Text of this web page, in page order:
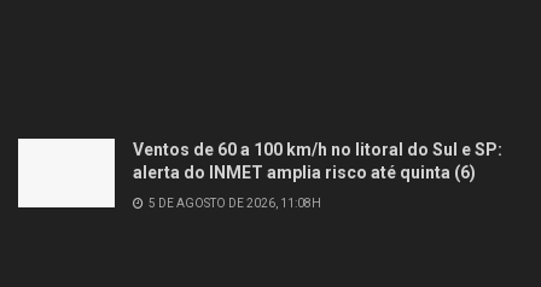
Ventos de 60 a 100 km/h no litoral do Sul e SP:
alerta do INMET amplia risco até quinta (6)
5 DE AGOSTO DE 2026, 11:08H